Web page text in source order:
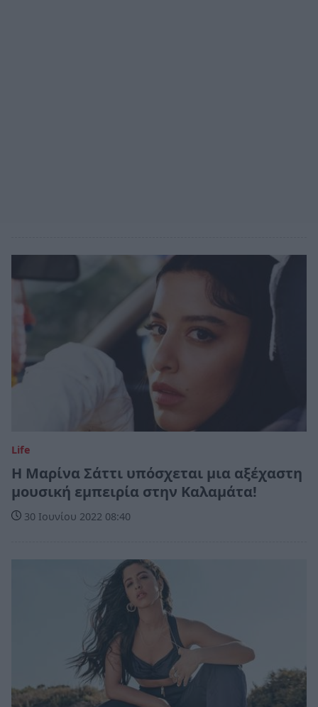
Life
Η Μαρίνα Σάττι υπόσχεται μια αξέχαστη
μουσική εμπειρία στην Καλαμάτα!
30 Ιουνίου 2022 08:40